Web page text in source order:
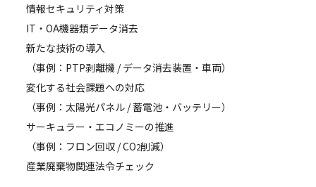
情報セキュリティ対策
IT・OA機器類データ消去
新たな技術の導入
（事例：PTP剥離機 / データ消去装置・車両）
変化する社会課題への対応
（事例：太陽光パネル / 蓄電池・バッテリー）
サーキュラー・エコノミーの推進
（事例：フロン回収 / CO2削減）
産業廃棄物関連法令チェック